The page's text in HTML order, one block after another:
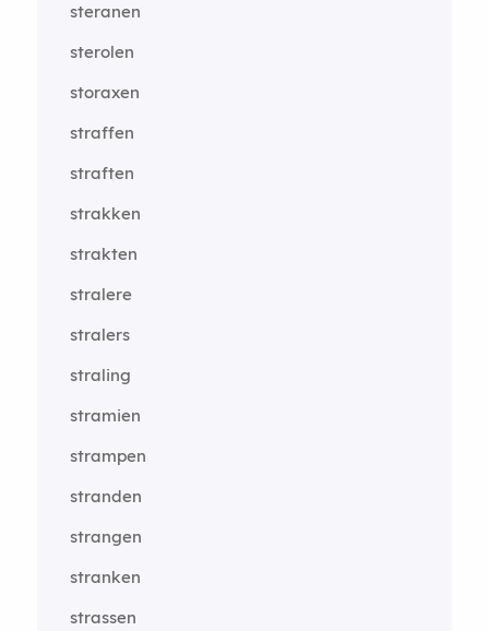
steranen
sterolen
storaxen
straffen
straften
strakken
strakten
stralere
stralers
straling
stramien
strampen
stranden
strangen
stranken
strassen